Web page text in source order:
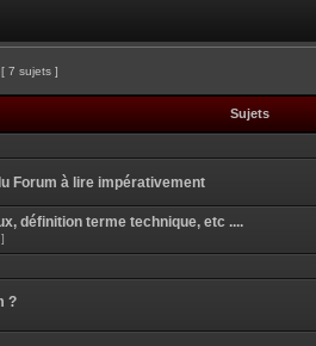
[ 7 sujets ]
Sujets
Forum à lire impérativement
définition terme technique, etc ....
]
?